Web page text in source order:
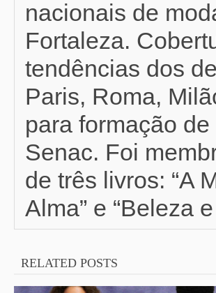
nacionais de
Fortaleza.
tendências dos
Paris, Roma,
para formação
Senac. Foi
de três livros: “A
Alma” e “Beleza
RELATED POSTS